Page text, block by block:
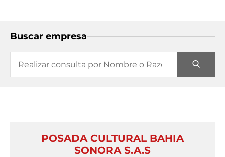
Buscar empresa
POSADA CULTURAL BAHIA
SONORA S.A.S